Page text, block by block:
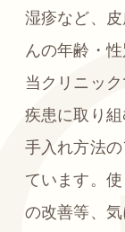
湿疹など、
んの年齢・
当クリニッ
疾患に取り
手入れ方法
ています。
の改善等、